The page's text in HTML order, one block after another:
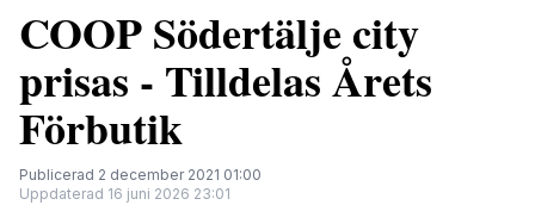
COOP Södertälje city
prisas - Tilldelas Årets
Förbutik
Publicerad 2 december 2021 01:00
Uppdaterad 16 juni 2026 23:01